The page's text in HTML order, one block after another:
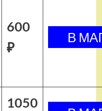
600
₽
1050